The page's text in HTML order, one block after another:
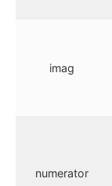
imag
numerator